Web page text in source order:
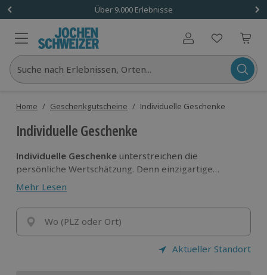
Über 9.000 Erlebnisse
Benutzerkonto
Suche nach Erlebnissen, Orten...
Home / Geschenkgutscheine / Individuelle Geschenke
Individuelle Geschenke
Individuelle Geschenke unterstreichen die
persönliche Wertschätzung. Denn einzigartige
Erlebnisse sind schöne Überraschungen, die noch
lange im Gedächtnis bleiben. Mache das Schenken
zum Erlebnis und finde individuelle Geschenke für
deine Lieben!
Mehr Lesen
Wo (PLZ oder Ort)
Aktueller Standort